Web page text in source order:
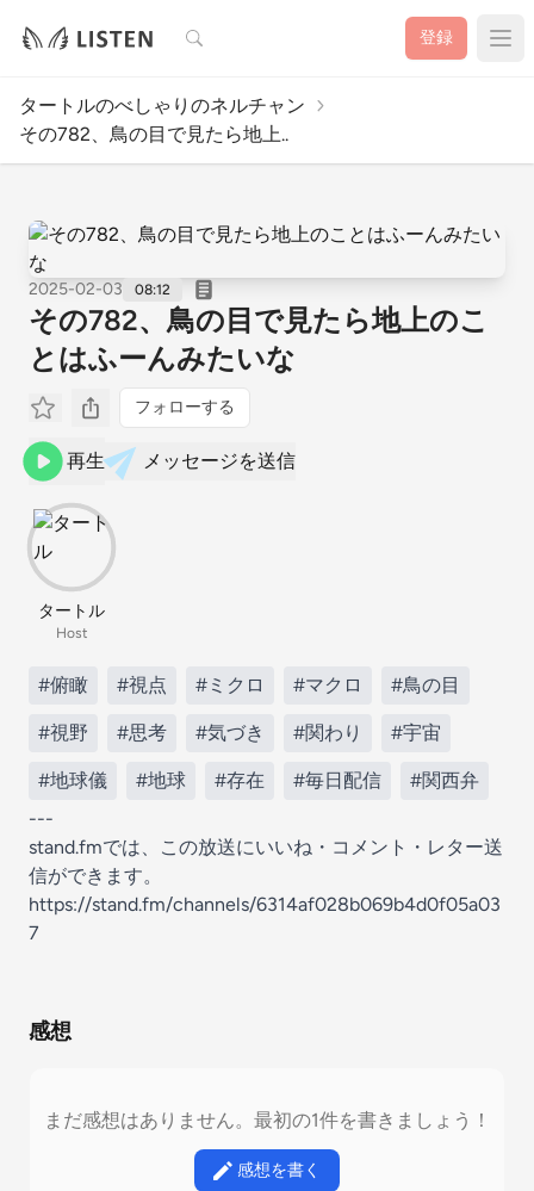
検索 登録
タートルのべしゃりのネルチャン
その782、鳥の目で見たら地上..
2025-02-03 08:12
その782、鳥の目で見たら地上のこ
とはふーんみたいな
フォローする
再生 メッセージを送信
タートル
Host
#俯瞰 #視点 #ミクロ #マクロ #鳥の目
#視野 #思考 #気づき #関わり #宇宙
#地球儀 #地球 #存在 #毎日配信
#関西弁
---
stand.fmでは、この放送にいいね・コメント・レター送
信ができます。
https://stand.fm/channels/6314af028b069b4d0f05a03
7
感想
まだ感想はありません。最初の1件を書きましょう！
感想を書く